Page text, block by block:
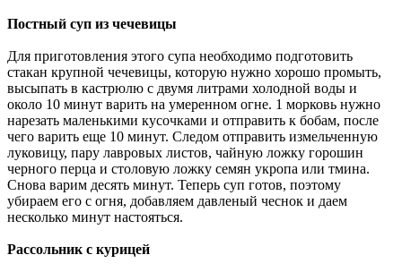
Постный суп из чечевицы
Для приготовления этого супа необходимо подготовить
стакан крупной чечевицы, которую нужно хорошо промыть,
высыпать в кастрюлю с двумя литрами холодной воды и
около 10 минут варить на умеренном огне. 1 морковь нужно
нарезать маленькими кусочками и отправить к бобам, после
чего варить еще 10 минут. Следом отправить измельченную
луковицу, пару лавровых листов, чайную ложку горошин
черного перца и столовую ложку семян укропа или тмина.
Снова варим десять минут. Теперь суп готов, поэтому
убираем его с огня, добавляем давленый чеснок и даем
несколько минут настояться.
Рассольник с курицей